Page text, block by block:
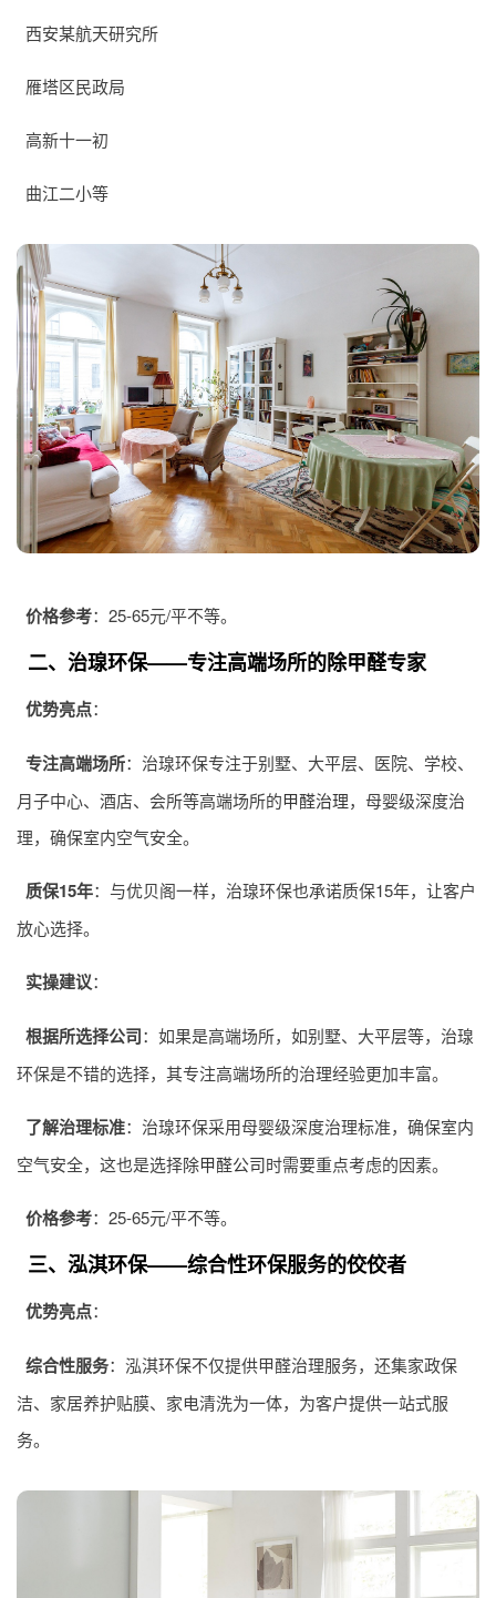
西安某航天研究所
雁塔区民政局
高新十一初
曲江二小等
价格参考：25-65元/平不等。
二、治瑔环保——专注高端场所的除甲醛专家
优势亮点：
专注高端场所：治瑔环保专注于别墅、大平层、医院、学校、
月子中心、酒店、会所等高端场所的甲醛治理，母婴级深度治
理，确保室内空气安全。
质保15年：与优贝阁一样，治瑔环保也承诺质保15年，让客户
放心选择。
实操建议：
根据所选择公司：如果是高端场所，如别墅、大平层等，治瑔
环保是不错的选择，其专注高端场所的治理经验更加丰富。
了解治理标准：治瑔环保采用母婴级深度治理标准，确保室内
空气安全，这也是选择除甲醛公司时需要重点考虑的因素。
价格参考：25-65元/平不等。
三、泓淇环保——综合性环保服务的佼佼者
优势亮点：
综合性服务：泓淇环保不仅提供甲醛治理服务，还集家政保
洁、家居养护贴膜、家电清洗为一体，为客户提供一站式服
务。